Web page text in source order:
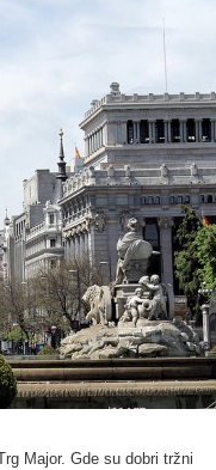
Major. Gde su dobri tržni